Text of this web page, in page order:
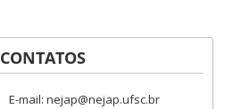
CONTATOS
E-mail: nejap@nejap.ufsc.br